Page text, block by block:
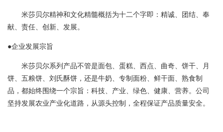
米莎贝尔精神和文化精髓概括为十二个字即：精诚、团结、奉
献、责任、创新、发展。
●企业发展宗旨
米莎贝尔系列产品不管是面包、蛋糕、西点、曲奇、饼干、月
饼、五粮饼、刘氏酥饼，还是牛奶、专制面粉、鲜干面、熟食制
品，都始终围绕一个宗旨：科技、产业、绿色、健康、营养。公司
坚持发展农业产业化道路，从源头控制，全程保证产品质量安全。